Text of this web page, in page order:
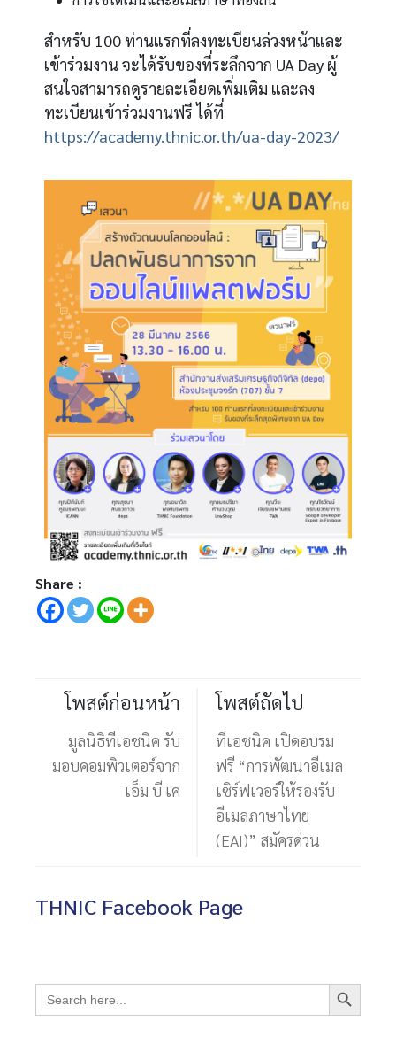
สำหรับ 100 ท่านแรกที่ลงทะเบียนล่วงหน้าและ
เข้าร่วมงาน จะได้รับของที่ระลึกจาก UA Day ผู้
สนใจสามารถดูรายละเอียดเพิ่มเติม และลง
ทะเบียนเข้าร่วมงานฟรี ได้ที่
https://academy.thnic.or.th/ua-day-2023/
Share :
โพสต์ก่อนหน้า
มูลนิธิทีเอชนิค รับ
มอบคอมพิวเตอร์จาก
เอ็ม บี เค
โพสต์ถัดไป
ทีเอชนิค เปิดอบรม
ฟรี “การพัฒนาอีเมล
เซิร์ฟเวอร์ให้รองรับ
อีเมลภาษาไทย
(EAI)” สมัครด่วน
THNIC Facebook Page
Search
for:
Search Button